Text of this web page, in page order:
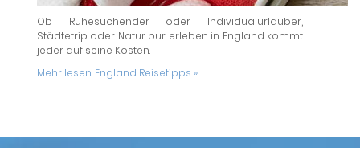
Ob Ruhesuchender oder Individualurlauber,
Städtetrip oder Natur pur erleben in England kommt
jeder auf seine Kosten.
Mehr lesen: England Reisetipps »